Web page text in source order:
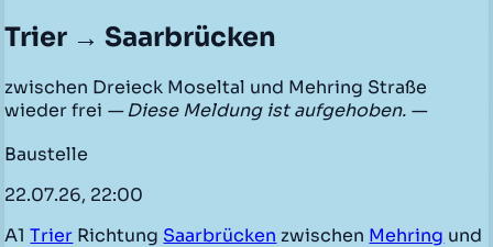
Trier → Saarbrücken
zwischen Dreieck Moseltal und Mehring Straße
wieder frei — Diese Meldung ist aufgehoben. —
Baustelle
22.07.26, 22:00
A1Trier Richtung Saarbrücken zwischen Mehring und